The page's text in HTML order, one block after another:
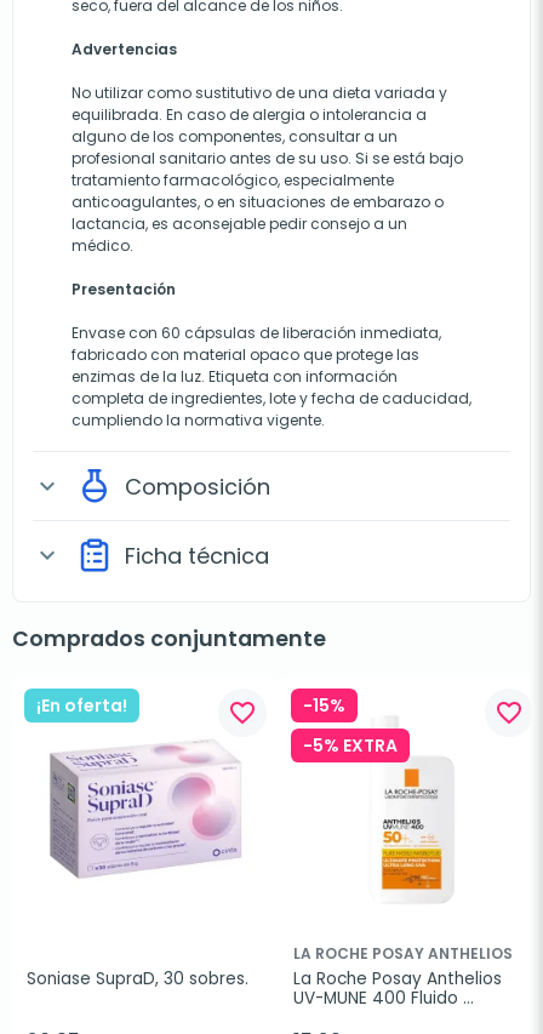
seco, fuera del alcance de los niños.
Advertencias
No utilizar como sustitutivo de una dieta variada y
equilibrada. En caso de alergia o intolerancia a
alguno de los componentes, consultar a un
profesional sanitario antes de su uso. Si se está bajo
tratamiento farmacológico, especialmente
anticoagulantes, o en situaciones de embarazo o
lactancia, es aconsejable pedir consejo a un
médico.
Presentación
Envase con 60 cápsulas de liberación inmediata,
fabricado con material opaco que protege las
enzimas de la luz. Etiqueta con información
completa de ingredientes, lote y fecha de caducidad,
cumpliendo la normativa vigente.
expand_more Composición
expand_more Ficha técnica
Comprados conjuntamente
¡En oferta! favorite_border
Soniase SupraD, 30 sobres.
-15%
-5% EXTRA
favorite_border
LA ROCHE POSAY ANTHELIOS
La Roche Posay Anthelios
UV-MUNE 400 Fluido